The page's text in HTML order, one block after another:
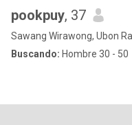
pookpuy, 37
Sawang Wirawong, Ubon
Buscando: Hombre 30 - 50